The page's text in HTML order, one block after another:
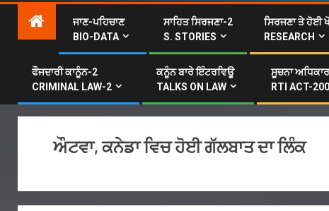
ਜਾਣ-ਪਹਿਚਾਣ
BIO-DATA
ਸਾਹਿਤ ਸਿਰਜਣਾ-2
S. STORIES
ਸਿਰਜਣਾ ਤੇ ਹੋਈ
RESEARCH
ਫੌਜਦਾਰੀ ਕਾਨੂੰਨ-2
CRIMINAL LAW-2
ਕਨੂੰਨ ਬਾਰੇ ਇੰਟਰਵਿਊ
TALKS ON LAW
ਸੂਚਨਾ
RTI ACT-
ਔਟਵਾ, ਕਨੇਡਾ ਵਿਚ ਹੋਈ ਗੱਲਬਾਤ ਦਾ ਲਿੰਕ